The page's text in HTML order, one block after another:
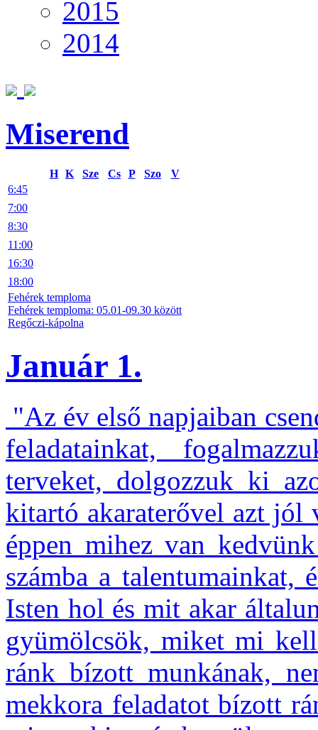
2015
2014
Miserend
H K Sze Cs P Szo
V
6:45
7:00
8:30
11:00
16:30
18:00
Fehérek temploma
Fehérek temploma: 05.01-09.30 között
Regőczi-kápolna
Január 1.
"Az év első napjaiban
feladatainkat,
terveket, dolgozzuk ki
kitartó akaraterővel azt jól
éppen mihez van
számba a
Isten hol és mit akar
gyümölcsök, miket mi
ránk bízott munkának,
mekkora feladatot bízott